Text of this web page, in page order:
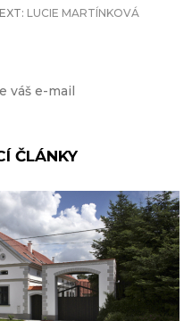
LUCIE MARTÍNKOVÁ
ČLÁNKY